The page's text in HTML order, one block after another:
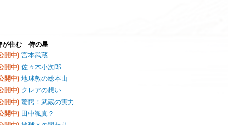
が住む 侍の星
開中)宮本武蔵
開中)佐々木小次郎
開中)地球教の総本山
開中)クレアの想い
開中)驚愕！武蔵の実力
開中)田中颯真？